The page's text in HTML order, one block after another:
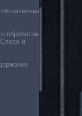
обработана
и